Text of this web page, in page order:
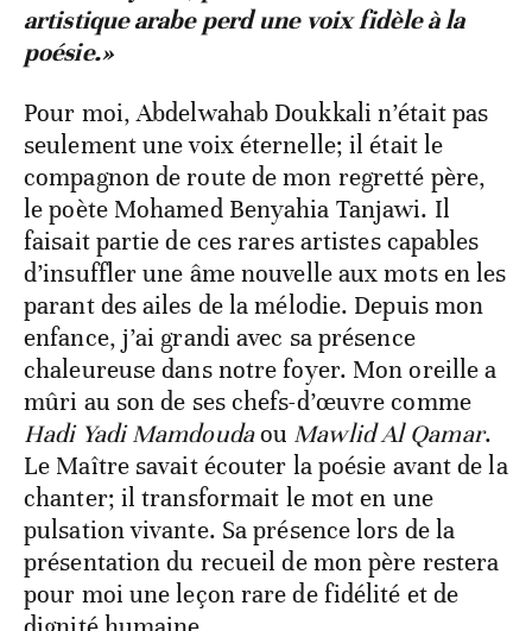
artistique arabe perd une voix fidèle à la
poésie.»
​Pour moi, Abdelwahab Doukkali n’était pas
seulement une voix éternelle; il était le
compagnon de route de mon regretté père,
le poète Mohamed Benyahia Tanjawi. Il
faisait partie de ces rares artistes capables
d’insuffler une âme nouvelle aux mots en les
parant des ailes de la mélodie. Depuis mon
enfance, j’ai grandi avec sa présence
chaleureuse dans notre foyer. Mon oreille a
mûri au son de ses chefs-d’œuvre comme
Hadi Yadi Mamdoudaou Mawlid Al Qamar.
Le Maître savait écouter la poésie avant de la
chanter; il transformait le mot en une
pulsation vivante. Sa présence lors de la
présentation du recueil de mon père restera
pour moi une leçon rare de fidélité et de